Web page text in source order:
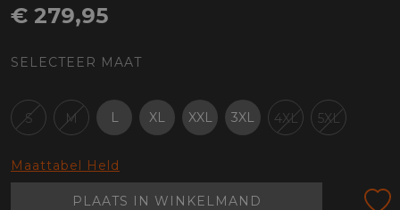
€ 279,95
SELECTEER MAAT
S M L XL XXL 3XL 4XL 5XL
Maattabel Held
PLAATS IN WINKELMAND